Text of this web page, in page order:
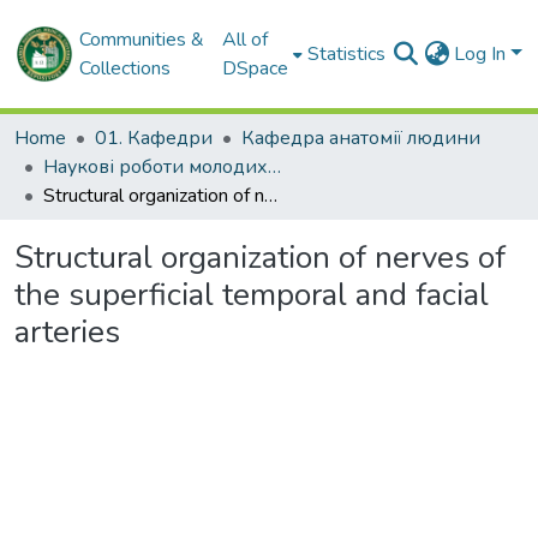
Communities &
Collections
All of
DSpace
Statistics Log In
Home 01. Кафедри
Кафедра анатомії людини
Наукові роботи молодих дослідників. Кафедра анатомії людини
Structural organization of nerves of the superficial temporal and facial arteries
Structural organization of nerves of
the superficial temporal and facial
arteries